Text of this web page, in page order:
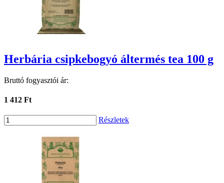
Herbária csipkebogyó áltermés tea 100 g
Bruttó fogyasztói ár:
1 412 Ft
Részletek